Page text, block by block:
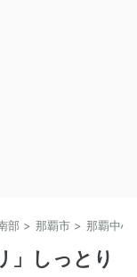
部 > 那覇市 > 那覇中心
」しっとり